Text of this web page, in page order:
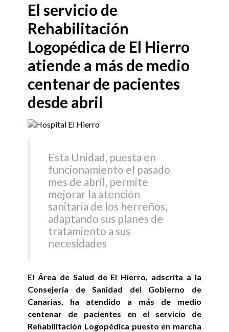
El servicio de
Rehabilitación
Logopédica de El Hierro
atiende a más de medio
centenar de pacientes
desde abril
Esta Unidad, puesta en
funcionamiento el pasado
mes de abril, permite
mejorar la atención
sanitaria de los herreños,
adaptando sus planes de
tratamiento a sus
necesidades
El Área de Salud de El Hierro, adscrita a la
Consejería de Sanidad del Gobierno de
Canarias, ha atendido a más de medio
centenar de pacientes en el servicio de
Rehabilitación Logopédica puesto en marcha